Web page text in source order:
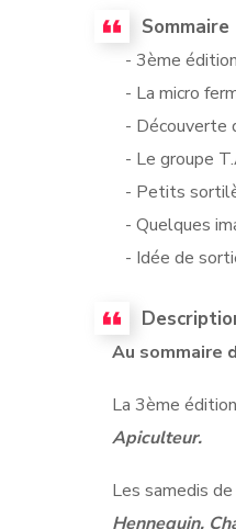
Sommaire
- 3ème
- La micro
- Découverte
- Le groupe
- Petits
- Quelques
- Idée de
Au sommaire
La 3ème
Apiculteur.
Les samedis
Hennequin,